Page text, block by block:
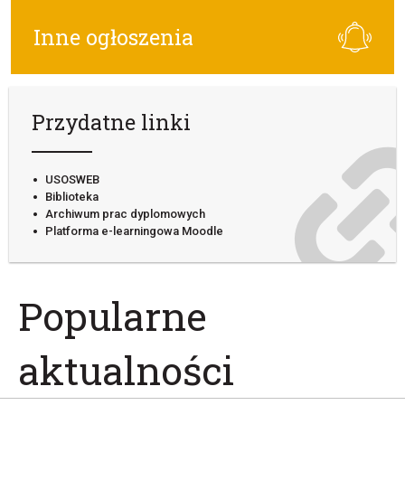
Inne ogłoszenia
Przydatne linki
USOSWEB
Biblioteka
Archiwum prac dyplomowych
Platforma e-learningowa Moodle
Popularne
aktualności